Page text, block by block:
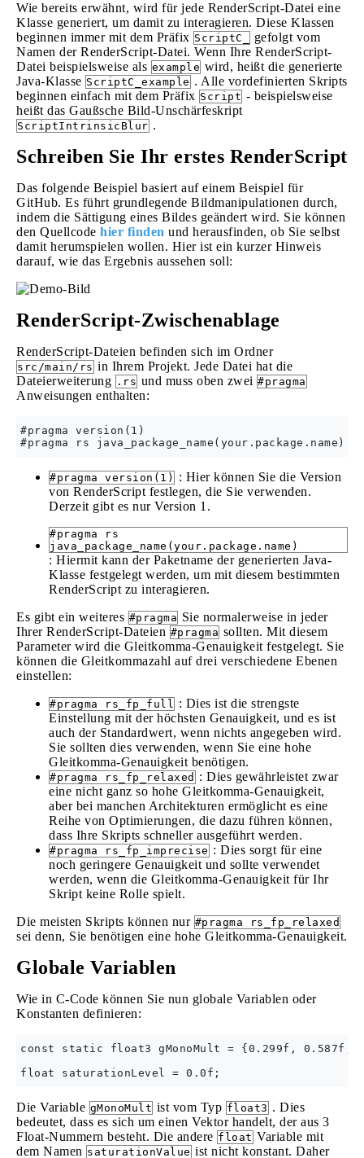
Wie bereits erwähnt, wird für jede RenderScript-Datei eine
Klasse generiert, um damit zu interagieren. Diese Klassen
beginnen immer mit dem Präfix ScriptC_
gefolgt vom
Namen der RenderScript-Datei. Wenn Ihre RenderScript-
Datei beispielsweise als example wird, heißt die generierte
Java-Klasse ScriptC_example . Alle vordefinierten Skripts
beginnen einfach mit dem Präfix Script - beispielsweise
heißt das Gaußsche Bild-Unschärfeskript
ScriptIntrinsicBlur .
Schreiben Sie Ihr erstes RenderScript
Das folgende Beispiel basiert auf einem Beispiel für
GitHub. Es führt grundlegende Bildmanipulationen durch,
indem die Sättigung eines Bildes geändert wird. Sie können
den Quellcode hier finden und herausfinden, ob Sie selbst
damit herumspielen wollen. Hier ist ein kurzer Hinweis
darauf, wie das Ergebnis aussehen soll:
RenderScript-Zwischenablage
RenderScript-Dateien befinden sich im Ordner
src/main/rs in Ihrem Projekt. Jede Datei hat die
Dateierweiterung .rs und muss oben zwei #pragma
Anweisungen enthalten:
#pragma version(1)
#pragma version(1)
: Hier können Sie die Version
von RenderScript festlegen, die Sie verwenden.
Derzeit gibt es nur Version 1.
#pragma rs
java_package_name(your.package.name)
: Hiermit kann der Paketname der generierten Java-
Klasse festgelegt werden, um mit diesem bestimmten
RenderScript zu interagieren.
Es gibt ein weiteres #pragma Sie normalerweise in jeder
Ihrer RenderScript-Dateien #pragma sollten. Mit diesem
Parameter wird die Gleitkomma-Genauigkeit festgelegt. Sie
können die Gleitkommazahl auf drei verschiedene Ebenen
einstellen:
#pragma rs_fp_full : Dies ist die strengste
Einstellung mit der höchsten Genauigkeit, und es ist
auch der Standardwert, wenn nichts angegeben wird.
Sie sollten dies verwenden, wenn Sie eine hohe
Gleitkomma-Genauigkeit benötigen.
#pragma rs_fp_relaxed : Dies gewährleistet zwar
eine nicht ganz so hohe Gleitkomma-Genauigkeit,
aber bei manchen Architekturen ermöglicht es eine
Reihe von Optimierungen, die dazu führen können,
dass Ihre Skripts schneller ausgeführt werden.
#pragma rs_fp_imprecise : Dies sorgt für eine
noch geringere Genauigkeit und sollte verwendet
werden, wenn die Gleitkomma-Genauigkeit für Ihr
Skript keine Rolle spielt.
Die meisten Skripts können nur #pragma rs_fp_relaxed
sei denn, Sie benötigen eine hohe Gleitkomma-Genauigkeit.
Globale Variablen
Wie in C-Code können Sie nun globale Variablen oder
Konstanten definieren:
const static float3 gMonoMult = {0.299f, 0.587f,
Die Variable gMonoMult ist vom Typ float3 . Dies
bedeutet, dass es sich um einen Vektor handelt, der aus 3
Float-Nummern besteht. Die andere float Variable mit
dem Namen saturationValue ist nicht konstant. Daher